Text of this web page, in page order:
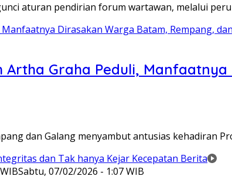
aturan pendirian forum wartawan, melalui
Graha Peduli,
dan Galang menyambut antusias kehadiran
Sabtu, 07/02/2026 - 1:07 WIB